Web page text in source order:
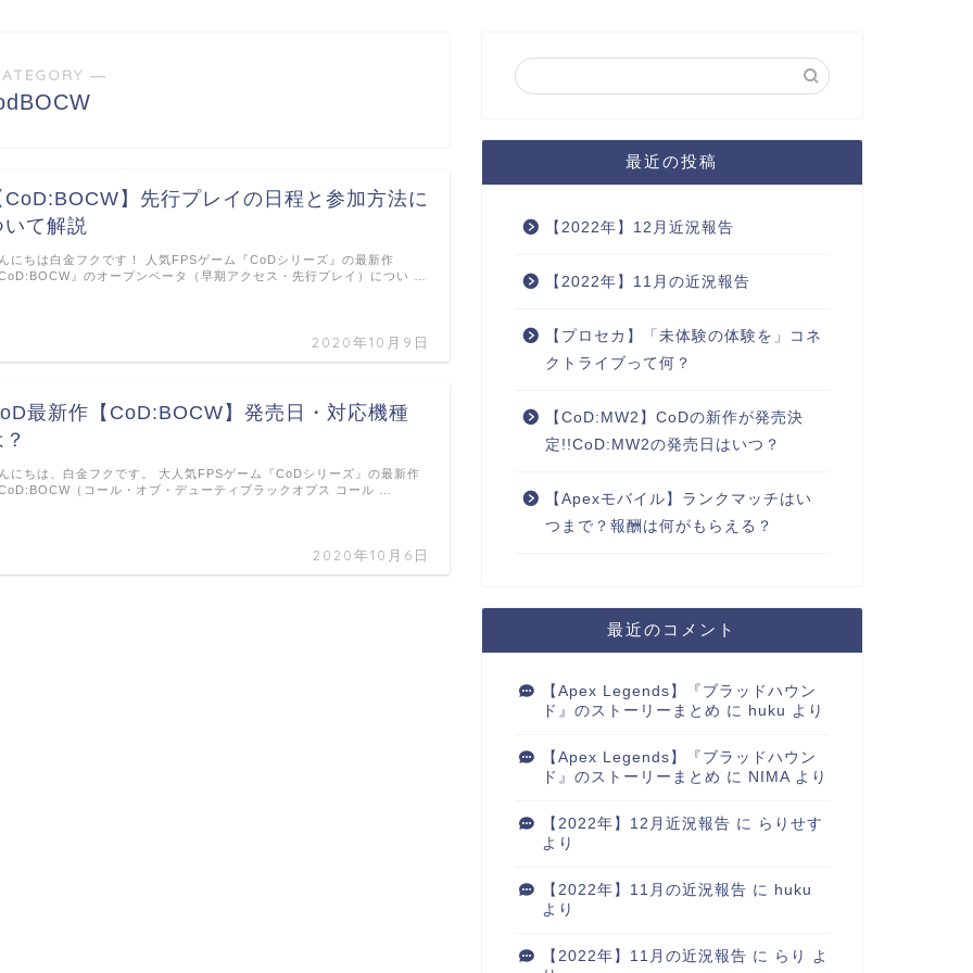
―
CoD:BOCW】先行プレイの日程と参加方法に
いて解説
2020年10月9日
にちは白金フクです！ 人気FPSゲーム『CoDシリーズ』の最新作
』のオープンベータ（早期アクセス・先行プレイ）につい …
最新作【CoD:BOCW】発売日・対応機種
2020年10月6日
にちは、白金フクです。 大人気FPSゲーム『CoDシリーズ』の最新作
（コール・オブ・デューティブラックオプス コール …
最近の投稿
【2022年】12月近況報告
【2022年】11月の近況報告
【プロセカ】「未体験の体験を」コネ
クトライブって何？
【CoD:MW2】CoDの新作が発売決
定!!CoD:MW2の発売日はいつ？
【Apexモバイル】ランクマッチはい
つまで？報酬は何がもらえる？
最近のコメント
【Apex Legends】『ブラッドハウン
ド』のストーリーまとめ に huku より
【Apex Legends】『ブラッドハウン
ド』のストーリーまとめ に NIMAより
【2022年】12月近況報告 に らりせす
より
【2022年】11月の近況報告 に huku
より
【2022年】11月の近況報告 に らり
よ